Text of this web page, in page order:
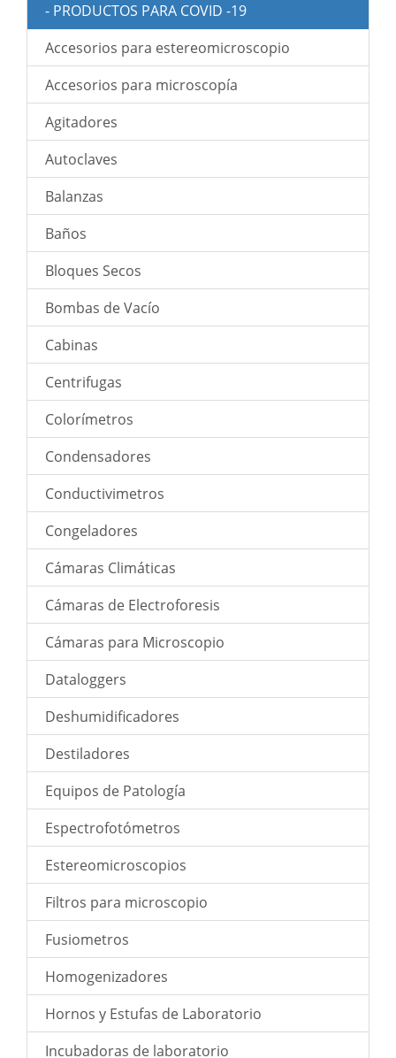
- PRODUCTOS PARA COVID -19
Accesorios para estereomicroscopio
Accesorios para microscopía
Agitadores
Autoclaves
Balanzas
Baños
Bloques Secos
Bombas de Vacío
Cabinas
Centrifugas
Colorímetros
Condensadores
Conductivimetros
Congeladores
Cámaras Climáticas
Cámaras de Electroforesis
Cámaras para Microscopio
Dataloggers
Deshumidificadores
Destiladores
Equipos de Patología
Espectrofotómetros
Estereomicroscopios
Filtros para microscopio
Fusiometros
Homogenizadores
Hornos y Estufas de Laboratorio
Incubadoras de laboratorio